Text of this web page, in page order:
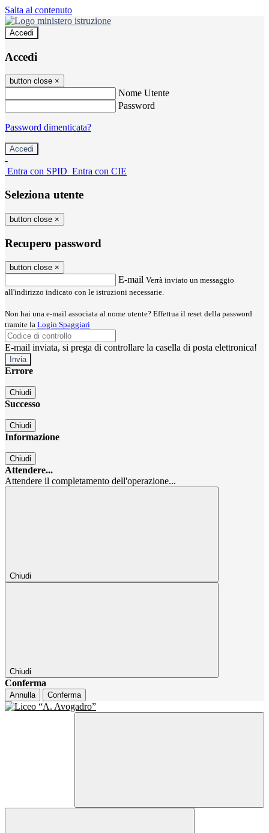
Salta al contenuto
Accedi
Accedi
button close ×
Nome Utente
Password
Password dimenticata?
-
Entra con SPID Entra con CIE
Seleziona utente
button close ×
Recupero password
button close ×
E-mail Verrà inviato un messaggio
all'indirizzo indicato con le istruzioni necessarie.
Non hai una e-mail associata al nome utente? Effettua il reset della password
tramite la Login Spaggiari
E-mail inviata, si prega di controllare la casella di posta elettronica!
Errore
Chiudi
Successo
Chiudi
Informazione
Chiudi
Attendere...
Attendere il completamento dell'operazione...
Chiudi
Chiudi
Conferma
Annulla Conferma